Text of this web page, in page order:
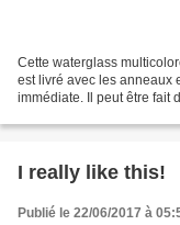
Cette waterglass
est livré avec les anneaux
immédiate. Il peut être fait
I really like this!
Publié le 22/06/2017 à